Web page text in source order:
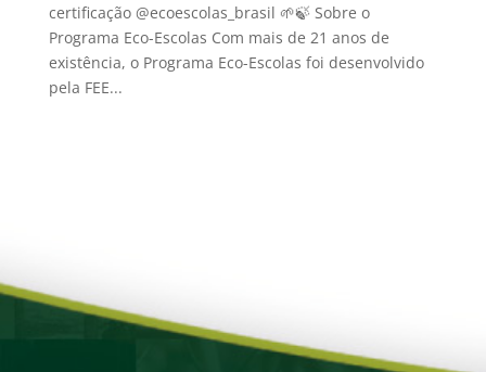
certificação @ecoescolas_brasil 🌱🍃 Sobre o
Programa Eco-Escolas Com mais de 21 anos de
existência, o Programa Eco-Escolas foi desenvolvido
pela FEE...